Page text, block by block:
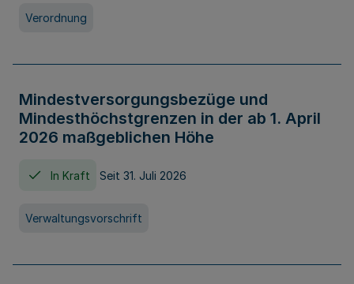
Verordnung
Mindestversorgungsbezüge und
Mindesthöchstgrenzen in der ab 1. April
2026 maßgeblichen Höhe
In Kraft Seit 31. Juli 2026
Verwaltungsvorschrift